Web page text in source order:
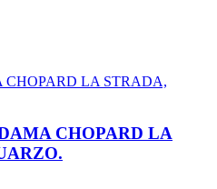
CHOPARD LA